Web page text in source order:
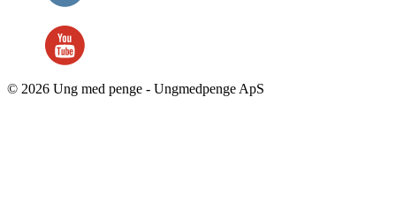
© 2026 Ung med penge - Ungmedpenge ApS